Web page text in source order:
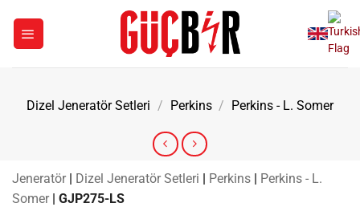
Dizel Jeneratör Setleri / Perkins / Perkins - L. Somer
Jeneratör | Dizel Jeneratör Setleri | Perkins | Perkins - L.
Somer | GJP275-LS